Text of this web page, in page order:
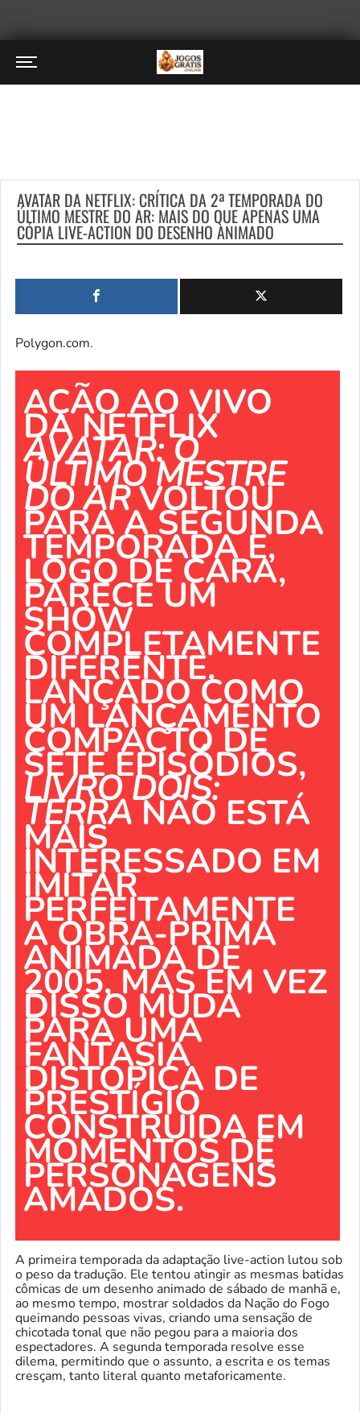
AVATAR DA NETFLIX: CRÍTICA DA 2ª TEMPORADA DO
ÚLTIMO MESTRE DO AR: MAIS DO QUE APENAS UMA
CÓPIA LIVE-ACTION DO DESENHO ANIMADO
Polygon.com.
AÇÃO AO VIVO
DA NETFLIX
AVATAR: O
ÚLTIMO MESTRE
DO ARVOLTOU
PARA A SEGUNDA
TEMPORADA E,
LOGO DE CARA,
PARECE UM
SHOW
COMPLETAMENTE
DIFERENTE.
LANÇADO COMO
UM LANÇAMENTO
COMPACTO DE
SETE EPISÓDIOS,
LIVRO DOIS:
TERRANÃO ESTÁ
MAIS
INTERESSADO EM
IMITAR
PERFEITAMENTE
A OBRA-PRIMA
ANIMADA DE
2005, MAS EM VEZ
DISSO MUDA
PARA UMA
FANTASIA
DISTÓPICA DE
PRESTÍGIO
CONSTRUÍDA EM
MOMENTOS DE
PERSONAGENS
AMADOS.
A primeira temporada da adaptação live-action lutou sob
o peso da tradução. Ele tentou atingir as mesmas batidas
cômicas de um desenho animado de sábado de manhã e,
ao mesmo tempo, mostrar soldados da Nação do Fogo
queimando pessoas vivas, criando uma sensação de
chicotada tonal que não pegou para a maioria dos
espectadores. A segunda temporada resolve esse
dilema, permitindo que o assunto, a escrita e os temas
cresçam, tanto literal quanto metaforicamente.